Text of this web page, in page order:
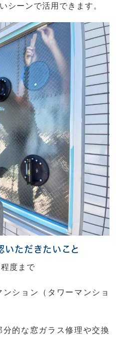
シーンで活用できます。
ただきたいこと
度まで
ション（タワーマンショ
的な窓ガラス修理や交換